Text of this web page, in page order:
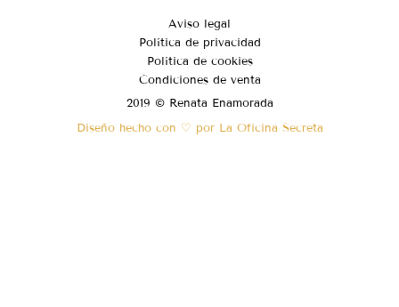
Aviso legal
Política de privacidad
Política de cookies
Condiciones de venta
2019 © Renata Enamorada
Diseño hecho con ♡ por La Oficina Secreta